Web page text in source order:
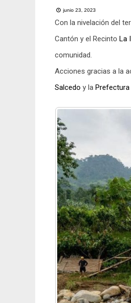
junio 23, 2023
Con la nivelación del
Cantón y el Recinto La
comunidad.
Acciones gracias a la
Salcedo y la Prefectura